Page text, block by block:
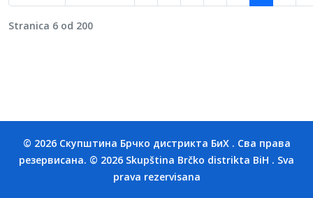
Stranica 6 od 200
© 2026 Скупштина Брчко дистрикта БиХ . Сва права
резервисана. © 2026 Skupština Brčko distrikta BiH . Sva
prava rezervisana